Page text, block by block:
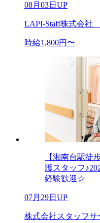
08月03日UP
LAPI-Staff株式会社
時給1,800円〜
【湘南台駅徒
護スタッフ
経験歓迎☆
07月29日UP
株式会社スタッフサ